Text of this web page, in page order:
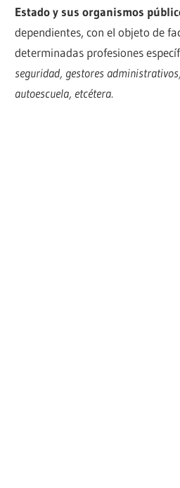
Estado y sus organismos
dependientes, con el objeto de
determinadas profesiones
seguridad, gestores
autoescuela, etcétera.